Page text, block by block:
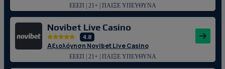
ΕΕΕΠ | 21+ | ΠΑΙΞΕ ΥΠΕΥΘΥΝΑ
Novibet Live Casino
4.8
Αξιολόγηση Novibet Live Casino
ΕΕΕΠ | 21+ | ΠΑΙΞΕ ΥΠΕΥΘΥΝΑ